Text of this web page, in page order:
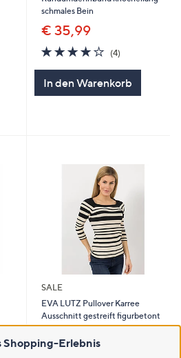
schmales Bein
€ 35,99
3.8
von
5
(4)
In den Warenkorb
SALE
EVA LUTZ Pullover Karree
Ausschnitt gestreift figurbetont
Shopping-Erlebnis